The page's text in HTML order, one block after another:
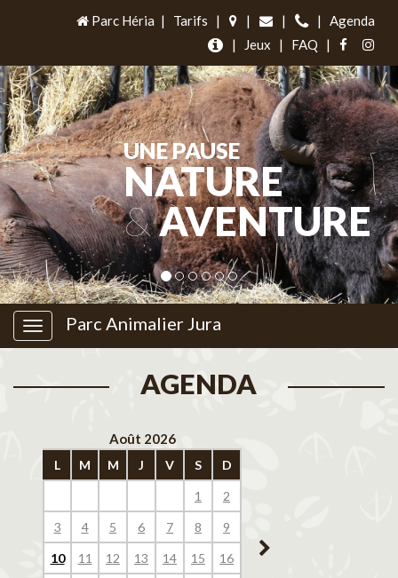
Parc Héria | Tarifs | | | |
Agenda
|
Jeux | FAQ |
UNE PAUSE
NATURE
&AVENTURE
Parc Animalier Jura
AGENDA
Août 2026
L M M J V S D
1 2
3 4 5 6 7 8 9
10 11 12 13 14 15 16 14